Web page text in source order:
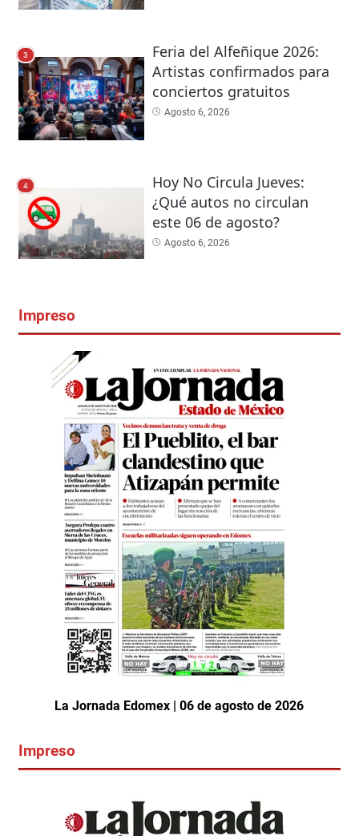
3
Feria del Alfeñique 2026:
Artistas confirmados para
conciertos gratuitos
Agosto 6, 2026
4
Hoy No Circula Jueves:
¿Qué autos no circulan
este 06 de agosto?
Agosto 6, 2026
Impreso
La Jornada Edomex | 06 de agosto de 2026
Impreso